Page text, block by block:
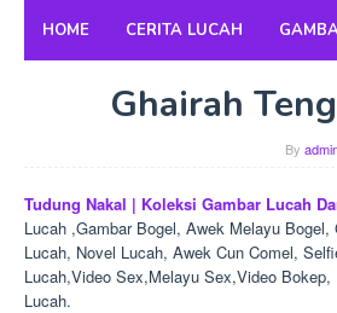
content
HOME CERITA LUCAH
Ghairah
By
Tudung Nakal | Koleksi Gambar Lucah
Lucah ,Gambar Bogel, Awek Melayu
Lucah, Novel Lucah, Awek Cun Comel,
Lucah,Video Sex,Melayu Sex,Video
Lucah.